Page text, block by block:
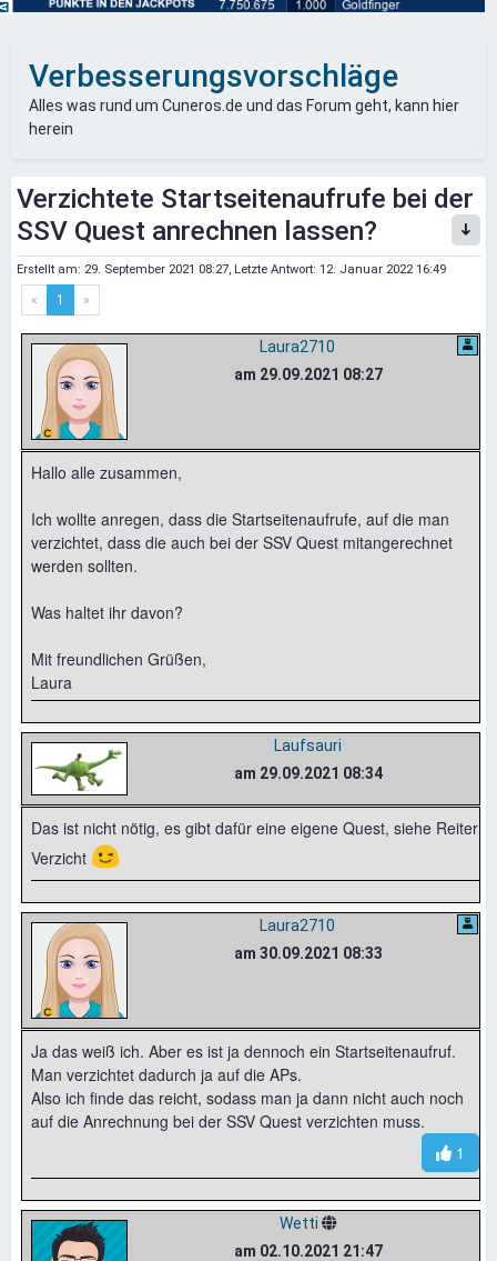
Verbesserungsvorschläge
Alles was rund um Cuneros.de und das Forum geht, kann hier
herein
Verzichtete Startseitenaufrufe bei der
SSV Quest anrechnen lassen?
Erstellt am: 29. September 2021 08:27, Letzte Antwort: 12. Januar 2022 16:49
« 1 »
Laura2710
am 29.09.2021 08:27
Hallo alle zusammen,
Ich wollte anregen, dass die Startseitenaufrufe, auf die man
verzichtet, dass die auch bei der SSV Quest mitangerechnet
werden sollten.
Was haltet ihr davon?
Mit freundlichen Grüßen,
Laura
Laufsauri
am 29.09.2021 08:34
Das ist nicht nötig, es gibt dafür eine eigene Quest, siehe Reiter
Verzicht 😉
Laura2710
am 30.09.2021 08:33
Ja das weiß ich. Aber es ist ja dennoch ein Startseitenaufruf.
Man verzichtet dadurch ja auf die APs.
Also ich finde das reicht, sodass man ja dann nicht auch noch
auf die Anrechnung bei der SSV Quest verzichten muss.
1
Wetti
am 02.10.2021 21:47